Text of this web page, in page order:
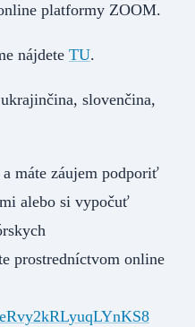
platformy ZOOM.
nájdete TU.
slovenčina,
máte záujem podporiť
alebo si vypočuť
prostredníctvom online